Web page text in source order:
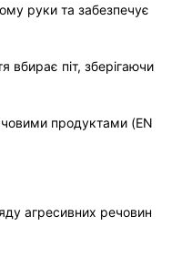
руки та забезпечує
вбирає піт, зберігаючи
продуктами (EN
агресивних речовин